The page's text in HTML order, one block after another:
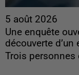
5 août 2026
Une enquête
découverte d’un
Trois personnes